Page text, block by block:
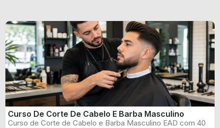
Curso De Corte De Cabelo E Barba Masculino
Curso de Corte de Cabelo e Barba Masculino EAD com 40